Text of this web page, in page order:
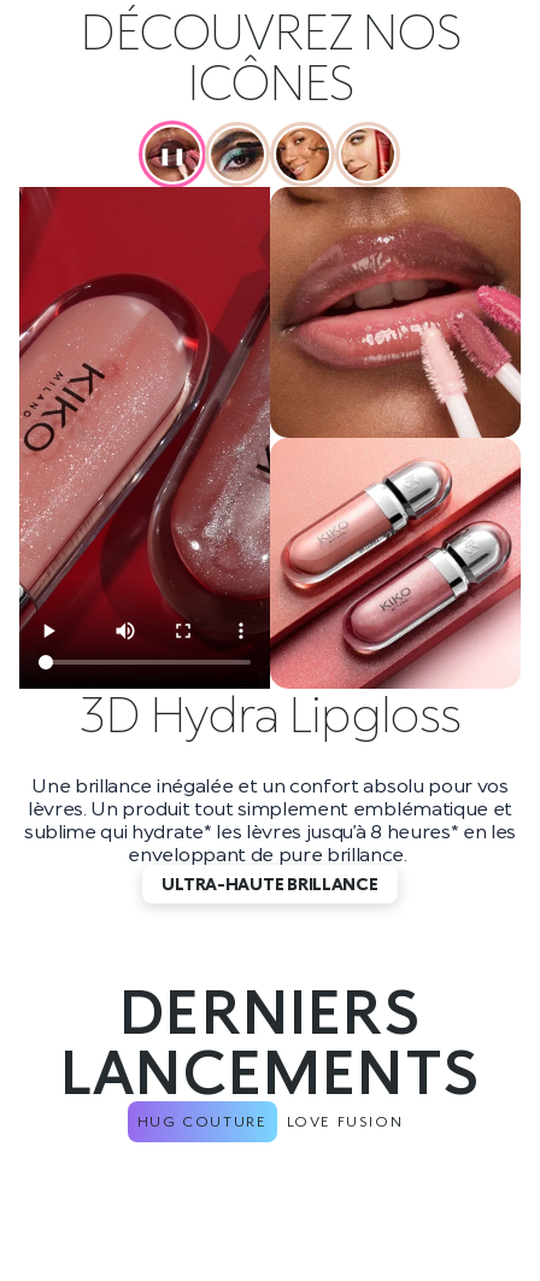
DÉCOUVREZ NOS
ICÔNES
❚❚
3D Hydra Lipgloss
Une brillance inégalée et un confort absolu pour vos
lèvres. Un produit tout simplement emblématique et
sublime qui hydrate* les lèvres jusqu’à 8 heures* en les
enveloppant de pure brillance.
ULTRA-HAUTE BRILLANCE
DERNIERS
LANCEMENTS
HUG COUTURE LOVE FUSION